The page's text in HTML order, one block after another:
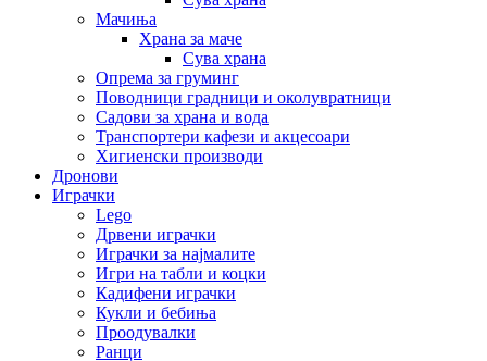
Мачиња
Храна за маче
Сува храна
Опрема за груминг
Поводници градници и околувратници
Садови за храна и вода
Транспортери кафези и акцесоари
Хигиенски производи
Дронови
Играчки
Lego
Дрвени играчки
Играчки за најмалите
Игри на табли и коцки
Кадифени играчки
Кукли и бебиња
Проодувалки
Ранци